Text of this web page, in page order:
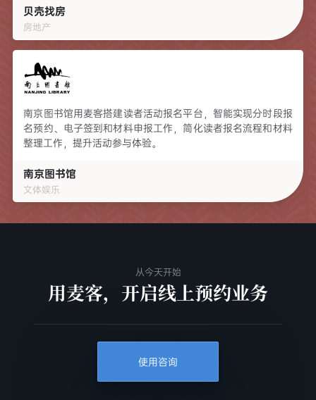
贝壳找房
房地产
南京图书馆用麦客搭建读者活动报名平台，智能实现分时段报
名预约、电子签到和材料申报工作，简化读者报名流程和材料
整理工作，提升活动参与体验。
南京图书馆
文体娱乐
从今天开始
用麦客，开启线上预约业务
使用咨询